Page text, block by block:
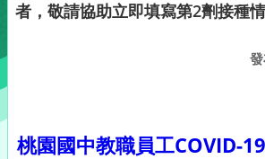
者，敬請協助立即填寫第2劑接種
桃園國中教職員工COVID-